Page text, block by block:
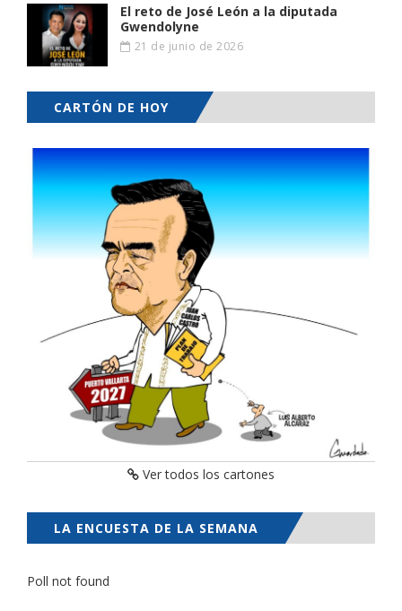
El reto de José León a la diputada
Gwendolyne
21 de junio de 2026
CARTÓN DE HOY
Ver todos los cartones
LA ENCUESTA DE LA SEMANA
Poll not found